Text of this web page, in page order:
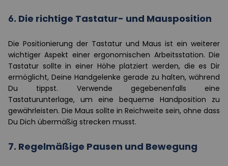
6. Die richtige Tastatur- und Mausposition
Die Positionierung der Tastatur und Maus ist ein weiterer
wichtiger Aspekt einer ergonomischen Arbeitsstation. Die
Tastatur sollte in einer Höhe platziert werden, die es Dir
ermöglicht, Deine Handgelenke gerade zu halten, während
Du tippst. Verwende gegebenenfalls eine
Tastaturunterlage, um eine bequeme Handposition zu
gewährleisten. Die Maus sollte in Reichweite sein, ohne dass
Du Dich übermäßig strecken musst.
7. Regelmäßige Pausen und Bewegung